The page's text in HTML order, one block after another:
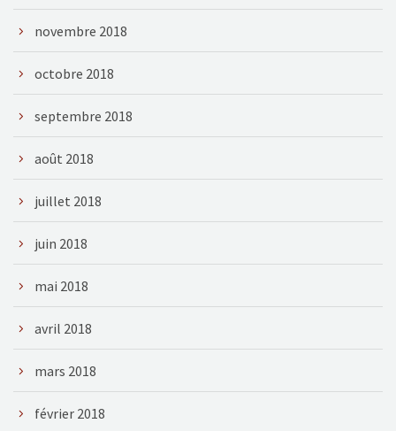
novembre 2018
octobre 2018
septembre 2018
août 2018
juillet 2018
juin 2018
mai 2018
avril 2018
mars 2018
février 2018